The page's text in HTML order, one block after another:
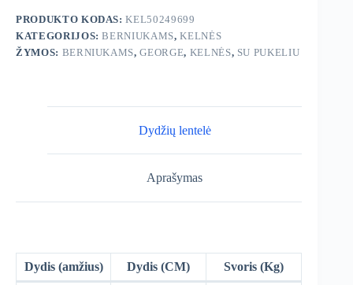
PRODUKTO KODAS:KEL50249699
KATEGORIJOS:BERNIUKAMS,KELNĖS
ŽYMOS: BERNIUKAMS,GEORGE, KELNĖS, SU PUKELIU
Dydžių lentelė
Aprašymas
Dydis (amžius) Dydis (CM) Svoris (Kg)